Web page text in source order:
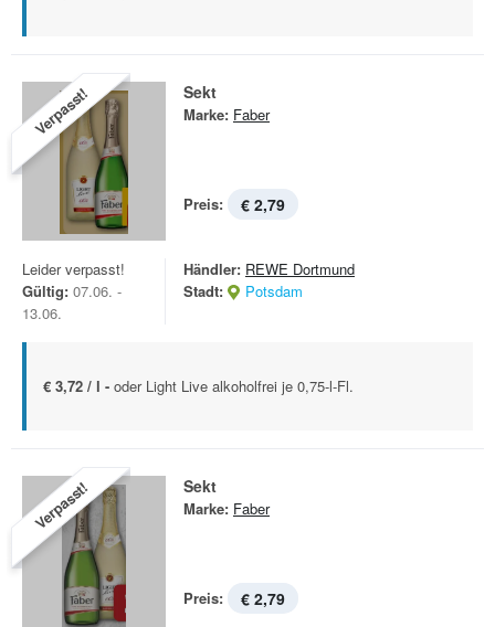
Verpasst! Sekt
Marke: Faber
Preis: € 2,79
Leider verpasst!
Gültig: 07.06. -
13.06.
Händler: REWE Dortmund
Stadt:
Potsdam
€ 3,72 / l - oder Light Live alkoholfrei je 0,75-l-Fl.
Verpasst! Sekt
Marke: Faber
Preis: € 2,79